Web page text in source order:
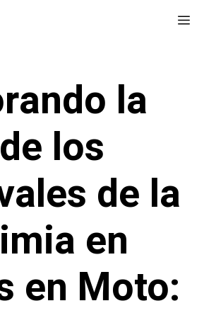
la
los
de la
en
en Moto: